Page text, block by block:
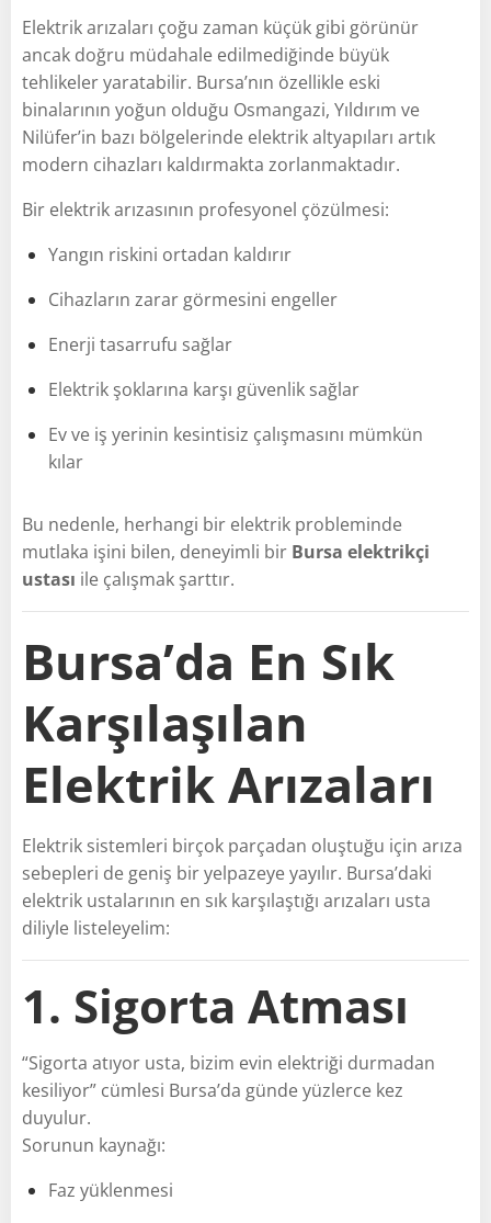
Elektrik arızaları çoğu zaman küçük gibi görünür
ancak doğru müdahale edilmediğinde büyük
tehlikeler yaratabilir. Bursa’nın özellikle eski
binalarının yoğun olduğu Osmangazi, Yıldırım ve
Nilüfer’in bazı bölgelerinde elektrik altyapıları artık
modern cihazları kaldırmakta zorlanmaktadır.
Bir elektrik arızasının profesyonel çözülmesi:
Yangın riskini ortadan kaldırır
Cihazların zarar görmesini engeller
Enerji tasarrufu sağlar
Elektrik şoklarına karşı güvenlik sağlar
Ev ve iş yerinin kesintisiz çalışmasını mümkün
kılar
Bu nedenle, herhangi bir elektrik probleminde
mutlaka işini bilen, deneyimli bir Bursa elektrikçi
ustası ile çalışmak şarttır.
Bursa’da En Sık
Karşılaşılan
Elektrik Arızaları
Elektrik sistemleri birçok parçadan oluştuğu için arıza
sebepleri de geniş bir yelpazeye yayılır. Bursa’daki
elektrik ustalarının en sık karşılaştığı arızaları usta
diliyle listeleyelim:
1. Sigorta Atması
“Sigorta atıyor usta, bizim evin elektriği durmadan
kesiliyor” cümlesi Bursa’da günde yüzlerce kez
duyulur.
Sorunun kaynağı:
Faz yüklenmesi